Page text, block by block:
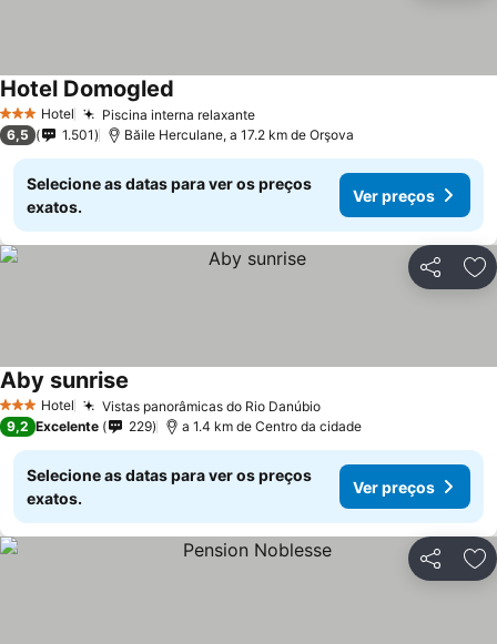
3 EstrelasHotel Piscina interna relaxanteVer preços
Hotel Domogled
6,5 1.501 Băile Herculane, a 17.2 km de Orşova
Selecione as datas para ver os preços
exatos.
Ver preços
Partilhar
3 EstrelasHotel Vistas panorâmicas do Rio DanúbioVer preços
Aby sunrise
9,2 Excelente 229 a 1.4 km de Centro da cidade
Selecione as datas para ver os preços
exatos.
Ver preços
Partilhar